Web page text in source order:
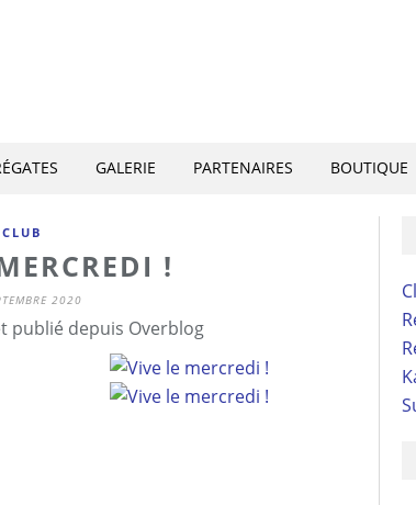
GALERIE PARTENAIRES BOUTIQUE
CLUB
!
2020
publié depuis Overblog